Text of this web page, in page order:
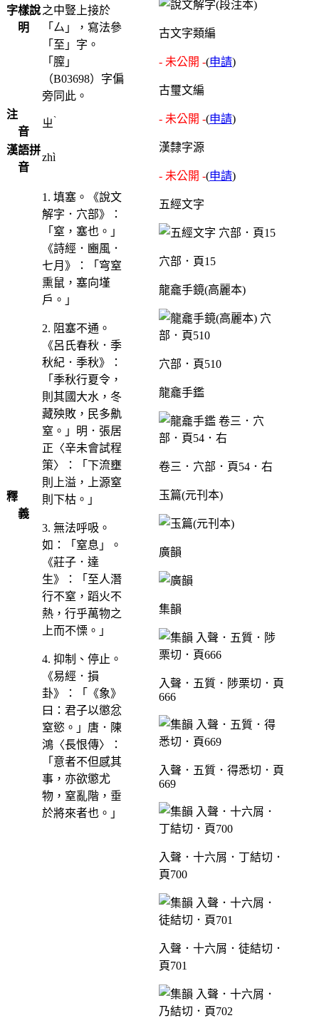
字樣說
明
之中豎上接於
「厶」，寫法參
「至」字。
「膣」
（B03698）字偏
旁同此。
注
音
ㄓ ˋ
漢語拼
音
zhì
釋
義
1. 填塞。《說文
解字．穴部》：
「窒，塞也。」
《詩經．豳風．
七月》：「穹窒
熏鼠，塞向墐
戶。」
2. 阻塞不通。
《呂氏春秋．季
秋紀．季秋》：
「季秋行夏令，
則其國大水，冬
藏殃敗，民多鼽
窒。」明．張居
正〈辛未會試程
策〉：「下流壅
則上溢，上源窒
則下枯。」
3. 無法呼吸。
如：「窒息」。
《莊子．達
生》：「至人潛
行不窒，蹈火不
熱，行乎萬物之
上而不慄。」
4. 抑制、停止。
《易經．損
卦》：「《象》
曰：君子以懲忿
窒慾。」唐．陳
鴻〈長恨傳〉：
「意者不但感其
事，亦欲懲尤
物，窒亂階，垂
於將來者也。」
古文字類編
- 未公開 -(申請)
古璽文編
- 未公開 -(申請)
漢隸字源
- 未公開 -(申請)
五經文字
穴部．頁15
龍龕手鏡(高麗本)
穴部．頁510
龍龕手鑑
卷三．穴部．頁54．右
玉篇(元刊本)
廣韻
集韻
入聲．五質．陟栗切．頁
666
入聲．五質．得悉切．頁
669
入聲．十六屑．丁結切．
頁700
入聲．十六屑．徒結切．
頁701